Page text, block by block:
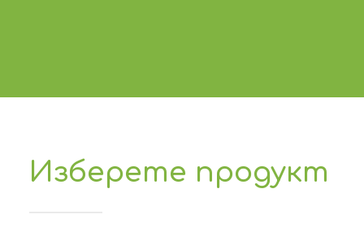
Изберете продукт